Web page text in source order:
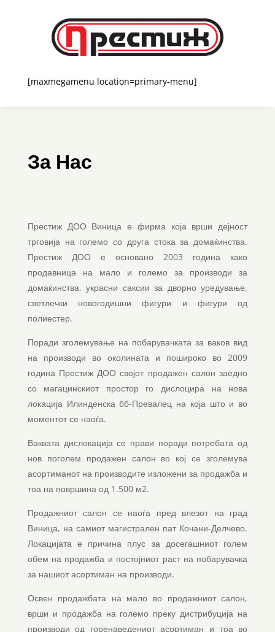
[maxmegamenu location=primary-menu]
За Нас
Престиж ДОО Виница е фирма која врши дејност
трговија на големо со друга стока за домаќинства.
Престиж ДОО е основано 2003 година како
продавница на мало и големо за производи за
домаќинства, украсни саксии за дворно уредување,
светлечки новогодишни фигури и фигури од
полиестер.
Поради зголемување на побарувачката за ваков вид
на производи во околината и пошироко во 2009
година Престиж ДОО својот продажен салон заедно
со магацинскиот простор го дислоцира на нова
локација Илинденска бб-Превалец на која што и во
моментот се наоѓа.
Ваквата дислокација се прави поради потребата од
нов поголем продажен салон во кој се зголемува
асортиманот на производите изложени за продажба и
тоа на површина од 1.500 м2.
Продажниот салон се наоѓа пред влезот на град
Виница, на самиот магистрален пат Кочани-Делчево.
Локацијата е причина плус за досегашниот голем
обем на продажба и постојниот раст на побарувачка
за нашиот асортиман на производи.
Освен продажбата на мало во продажниот салон,
врши и продажба на големо преку дистрибуција на
производи од горенаведениот асортиман и тоа во